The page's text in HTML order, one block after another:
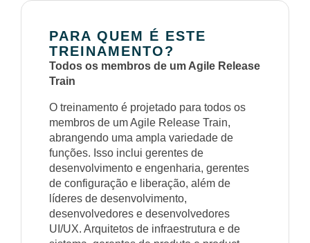
PARA QUEM É ESTE
TREINAMENTO?
Todos os membros de um Agile Release
Train
O treinamento é projetado para todos os
membros de um Agile Release Train,
abrangendo uma ampla variedade de
funções. Isso inclui gerentes de
desenvolvimento e engenharia, gerentes
de configuração e liberação, além de
líderes de desenvolvimento,
desenvolvedores e desenvolvedores
UI/UX. Arquitetos de infraestrutura e de